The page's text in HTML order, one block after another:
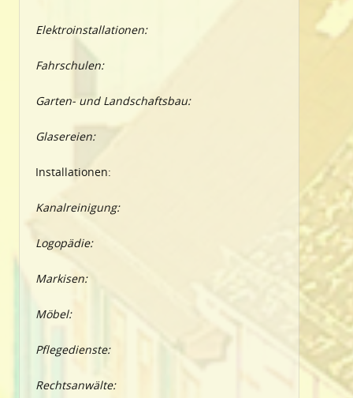
Elektroinstallationen:
Fahrschulen:
Garten- und Landschaftsbau:
Glasereien:
Installationen:
Kanalreinigung:
Logopädie:
Markisen:
Möbel:
Pflegedienste:
Rechtsanwälte: